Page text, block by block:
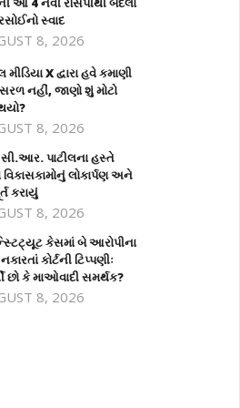
સુરતમાં સી.આર. પાટીલના હસ્તે કરોડોના
વિકાસકામોનું લોકાર્પણ અને ખાતમુહૂર્ત
કરાયું
October
સ્વાદ
8, 2026
X દ્વારા હવે કમાણી
નહીં, જાણો શું મોટો
8, 2026
પાટીલના હસ્તે
વિકાસકામોનું લોકાર્પણ અને
કરાયું
8, 2026
કેસમાં બે આરોપીના
કોર્ટની ટિપ્પણીઃ
છો કે માઓવાદી સમર્થક?
8, 2026